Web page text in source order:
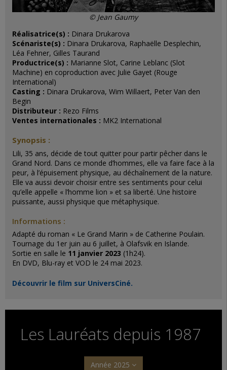
© Jean Gaumy
Réalisatrice(s) : Dinara Drukarova
Scénariste(s) : Dinara Drukarova, Raphaëlle Desplechin,
Léa Fehner, Gilles Taurand
Productrice(s) : Marianne Slot, Carine Leblanc (Slot
Machine) en coproduction avec Julie Gayet (Rouge
International)
Casting : Dinara Drukarova, Wim Willaert, Peter Van den
Begin
Distributeur : Rezo Films
Ventes internationales : MK2 International
Synopsis :
Lili, 35 ans, décide de tout quitter pour partir pêcher dans le
Grand Nord. Dans ce monde d’hommes, elle va faire face à la
peur, à l’épuisement physique, au déchaînement de la nature.
Elle va aussi devoir choisir entre ses sentiments pour celui
qu’elle appelle « l’homme lion » et sa liberté. Une histoire
puissante, aussi physique que métaphysique.
Informations :
Adapté du roman « Le Grand Marin » de Catherine Poulain.
Tournage du 1er juin au 6 juillet, à Olafsvik en Islande.
Sortie en salle le 11 janvier 2023 (1h24).
En DVD, Blu-ray et VOD le 24 mai 2023.
Découvrir le film sur UniversCiné.
Les Lauréats depuis 1987
Année 2025